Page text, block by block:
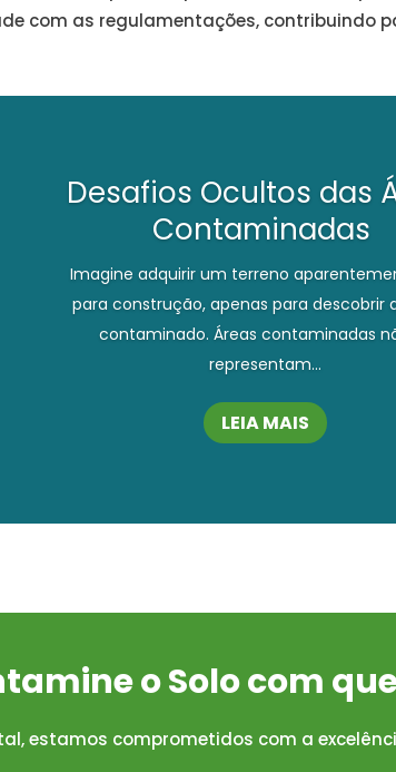
com as regulamentações, contribuindo
Desafios Ocultos das
Contaminadas
Imagine adquirir um terreno
para construção, apenas para descobrir
contaminado. Áreas contaminadas
representam...
LEIA MAIS
o Solo com
estamos comprometidos com a